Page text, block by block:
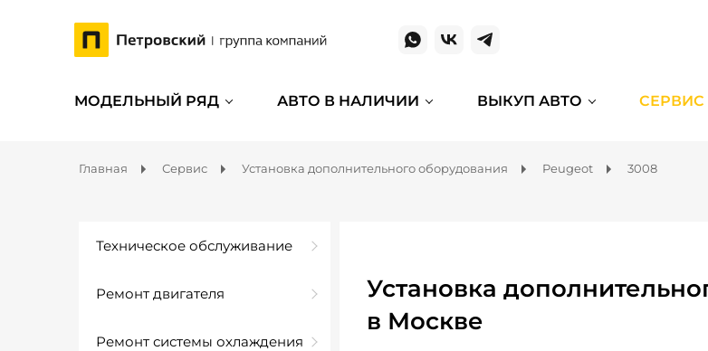
МОДЕЛЬНЫЙ РЯД АВТО В НАЛИЧИИ ВЫКУП АВТО СЕРВИС
Главная Сервис Установка дополнительного оборудования Peugeot 3008
Техническое обслуживание
Ремонт двигателя
Ремонт системы охлаждения
Установка
в Москве